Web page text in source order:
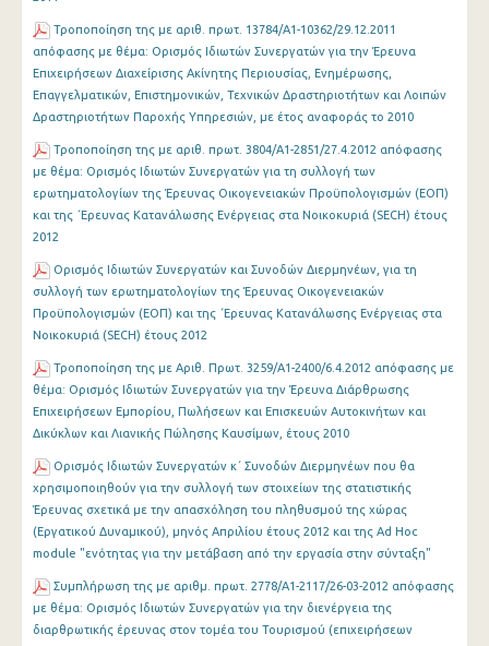
Τροποποίηση της με αριθ. πρωτ. 13784/Α1-10362/29.12.2011
απόφασης με θέμα: Ορισμός Ιδιωτών Συνεργατών για την Έρευνα
Επιχειρήσεων Διαχείρισης Ακίνητης Περιουσίας, Ενημέρωσης,
Επαγγελματικών, Επιστημονικών, Τεχνικών Δραστηριοτήτων και Λοιπών
Δραστηριοτήτων Παροχής Υπηρεσιών, με έτος αναφοράς το 2010
Τροποποίηση της με αριθ. πρωτ. 3804/Α1-2851/27.4.2012 απόφασης
με θέμα: Ορισμός Ιδιωτών Συνεργατών για τη συλλογή των
ερωτηματολογίων της Έρευνας Οικογενειακών Προϋπολογισμών (ΕΟΠ)
και της ΄Ερευνας Κατανάλωσης Ενέργειας στα Νοικοκυριά (SECH) έτους
2012
Ορισμός Ιδιωτών Συνεργατών και Συνοδών Διερμηνέων, για τη
συλλογή των ερωτηματολογίων της Έρευνας Οικογενειακών
Προϋπολογισμών (ΕΟΠ) και της ΄Ερευνας Κατανάλωσης Ενέργειας στα
Νοικοκυριά (SECH) έτους 2012
Τροποποίηση της με Αριθ. Πρωτ. 3259/Α1-2400/6.4.2012 απόφασης με
θέμα: Ορισμός Ιδιωτών Συνεργατών για την Έρευνα Διάρθρωσης
Επιχειρήσεων Εμπορίου, Πωλήσεων και Επισκευών Αυτοκινήτων και
Δικύκλων και Λιανικής Πώλησης Καυσίμων, έτους 2010
Ορισμός Ιδιωτών Συνεργατών κ΄ Συνοδών Διερμηνέων που θα
χρησιμοποιηθούν για την συλλογή των στοιχείων της στατιστικής
Έρευνας σχετικά με την απασχόληση του πληθυσμού της χώρας
(Εργατικού Δυναμικού), μηνός Απριλίου έτους 2012 και της Ad Hoc
module "ενότητας για την μετάβαση από την εργασία στην σύνταξη"
Συμπλήρωση της με αριθμ. πρωτ. 2778/Α1-2117/26-03-2012 απόφασης
με θέμα: Ορισμός Ιδιωτών Συνεργατών για την διενέργεια της
διαρθρωτικής έρευνας στον τομέα του Τουρισμού (επιχειρήσεων